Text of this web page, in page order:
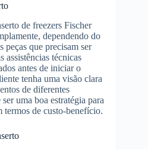
de freezers Fischer
dependendo do
peças que precisam ser
assistências técnicas
antes de iniciar o
tenha uma visão clara
de diferentes
uma boa estratégia para
termos de custo-benefício.